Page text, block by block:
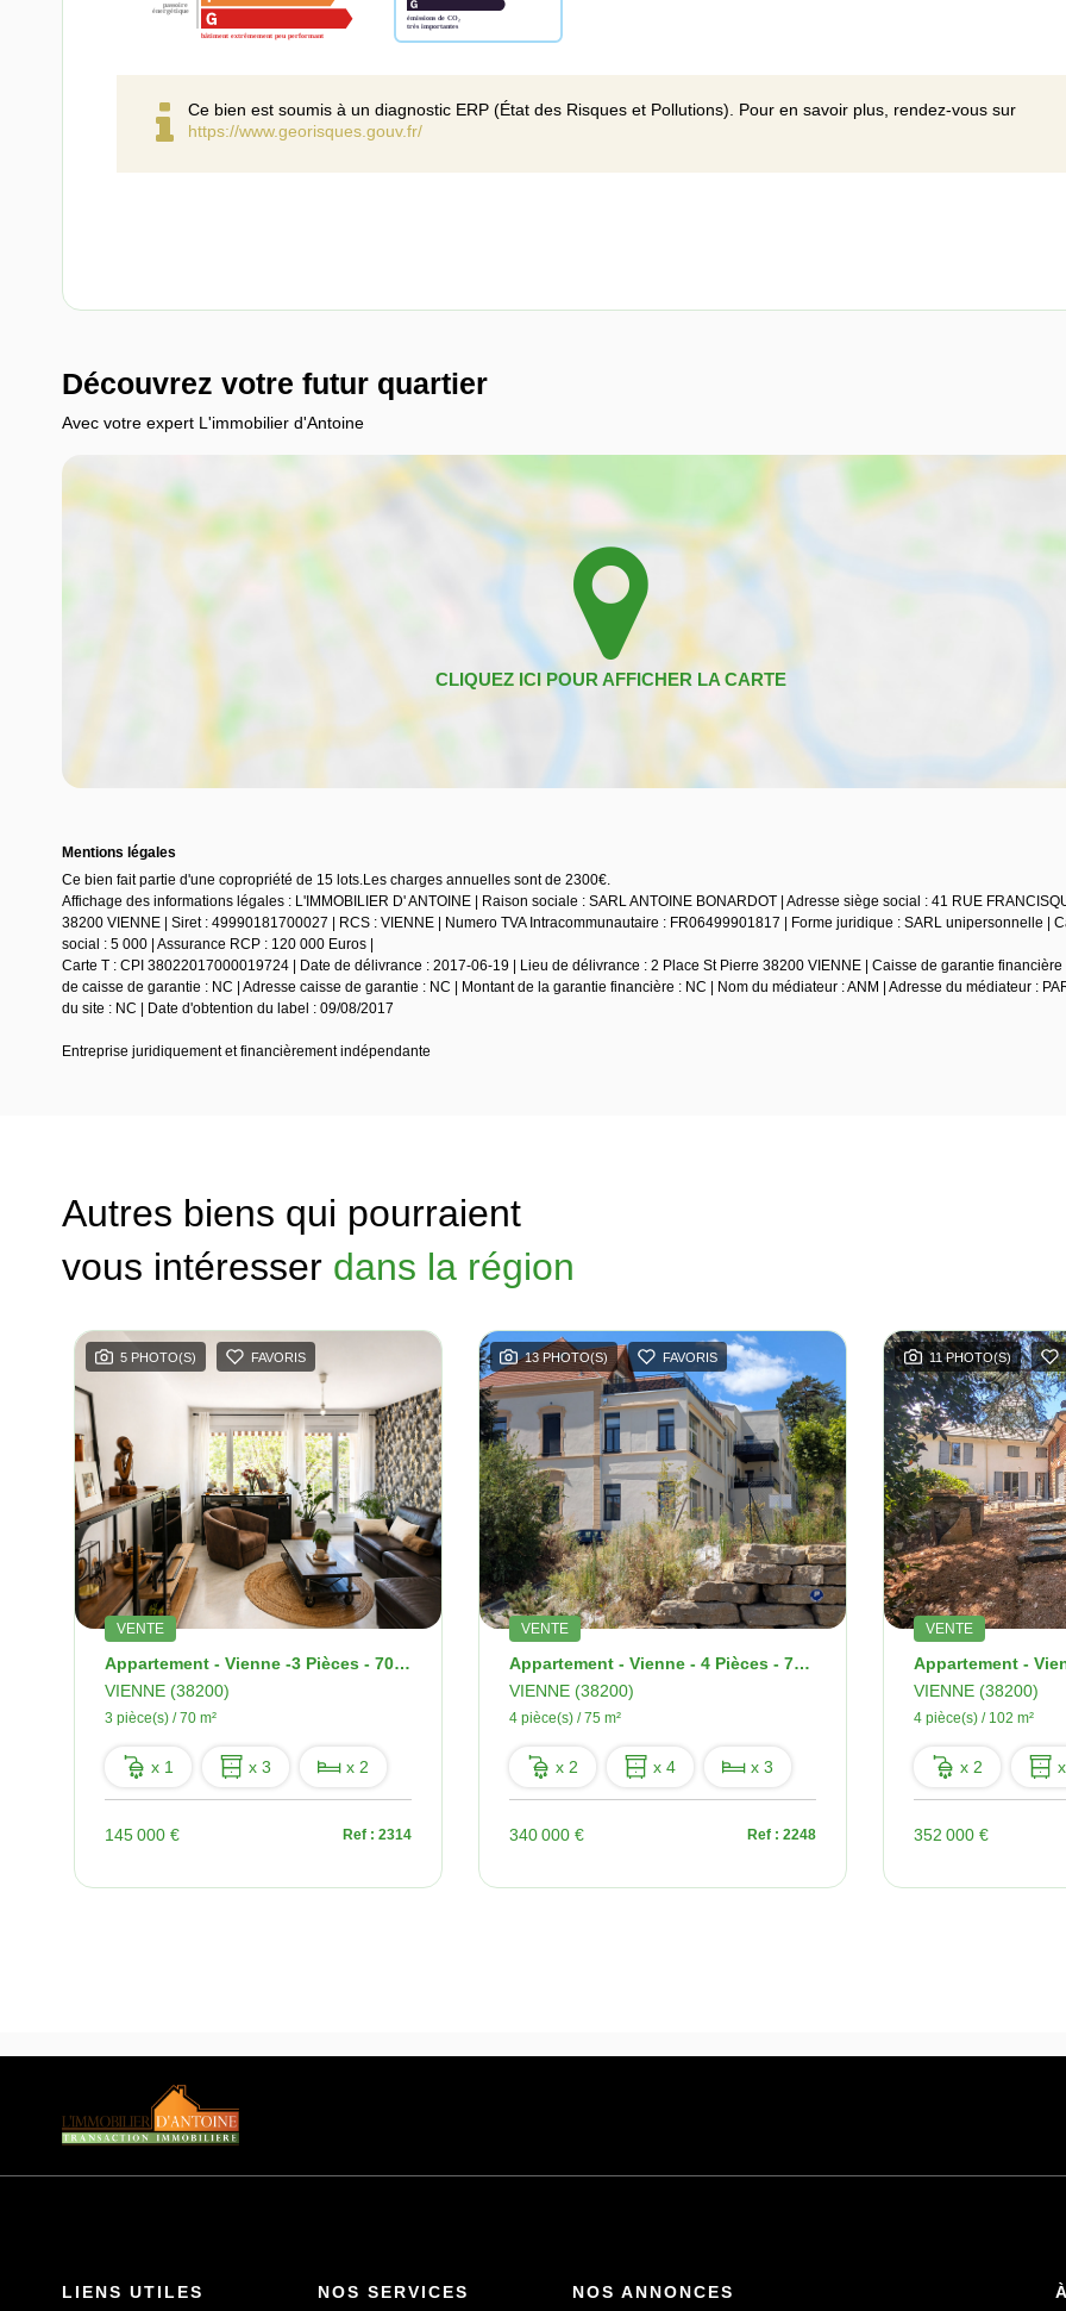
Ce bien est soumis à un diagnostic ERP (État des Risques et Pollutions). Pour en savoir plus, rendez-vous sur
https://www.georisques.gouv.fr/
Découvrez votre futur quartier
Avec votre expert L'immobilier d'Antoine
Mentions légales
Ce bien fait partie d'une copropriété de 15 lots.Les charges annuelles sont de 2300€.
Affichage des informations légales : L'IMMOBILIER D' ANTOINE | Raison sociale : SARL ANTOINE BONARDOT | Adresse siège social : 41 RUE
38200 VIENNE | Siret : 49990181700027 | RCS : VIENNE | Numero TVA Intracommunautaire : FR06499901817 | Forme juridique : SARL unipersonnelle |
social : 5 000 | Assurance RCP : 120 000 Euros |
Carte T : CPI 38022017000019724 | Date de délivrance : 2017-06-19 | Lieu de délivrance : 2 Place St Pierre 38200 VIENNE | Caisse de garantie financière
de caisse de garantie : NC | Adresse caisse de garantie : NC | Montant de la garantie financière : NC | Nom du médiateur : ANM | Adresse du médiateur :
du site : NC | Date d'obtention du label : 09/08/2017
Entreprise juridiquement et financièrement indépendante
Autres biens qui pourraient
vous intéresser dans la région
5 PHOTO(S) FAVORIS
VENTE
Appartement - Vienne -3 Pièces - 70 M2
VIENNE (38200)
3 pièce(s) / 70 m²
x 1 x 3 x 2
145 000 € Ref : 2314
13 PHOTO(S) FAVORIS
VENTE
Appartement - Vienne - 4 Pièces - 75 M2 - Terrasse
VIENNE (38200)
4 pièce(s) / 75 m²
x 2 x 4 x 3
340 000 € Ref : 2248
11 PHOTO(S)
VENTE
VIENNE (38200)
4 pièce(s) / 102 m²
x 2
352 000 €
LIENS UTILES NOS SERVICES NOS ANNONCES